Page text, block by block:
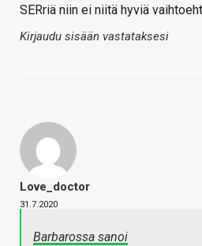
SERriä niin ei niitä hyviä
Kirjaudu sisään vastataksesi
Love_doctor
31.7.2020
Barbarossa sanoi